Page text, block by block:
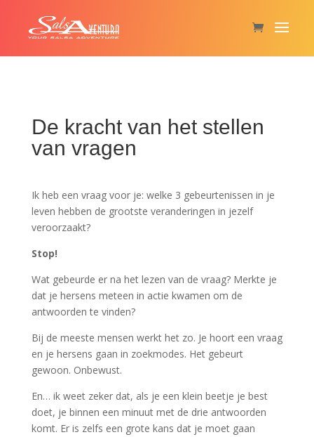
De kracht van het stellen
van vragen
Ik heb een vraag voor je: welke 3 gebeurtenissen in je
leven hebben de grootste veranderingen in jezelf
veroorzaakt?
Stop!
Wat gebeurde er na het lezen van de vraag? Merkte je
dat je hersens meteen in actie kwamen om de
antwoorden te vinden?
Bij de meeste mensen werkt het zo. Je hoort een vraag
en je hersens gaan in zoekmodes. Het gebeurt
gewoon. Onbewust.
En… ik weet zeker dat, als je een klein beetje je best
doet, je binnen een minuut met de drie antwoorden
komt. Er is zelfs een grote kans dat je moet gaan